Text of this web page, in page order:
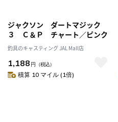
ジャクソン ダートマジック
３ Ｃ＆Ｐ チャート／ピンク
釣具のキャスティング JAL Mall店
1,188 円 （税込）
積算 10 マイル (1倍)